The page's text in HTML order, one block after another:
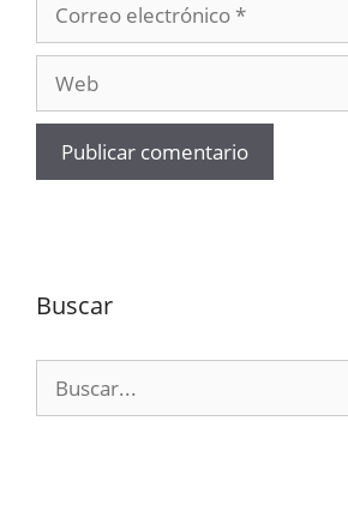
electrónico
Buscar